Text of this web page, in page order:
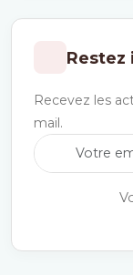
Restez
Recevez les
mail.